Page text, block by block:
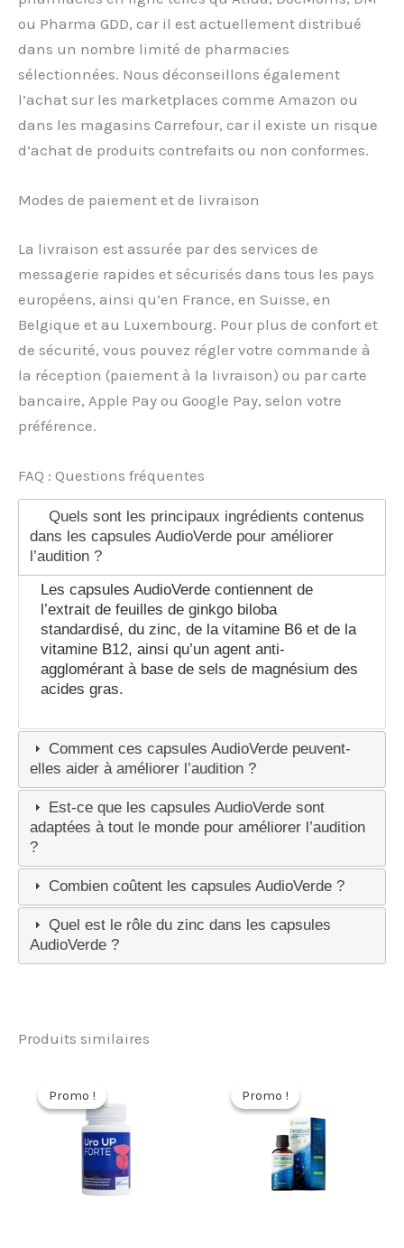
ou Pharma GDD, car il est actuellement distribué
dans un nombre limité de pharmacies
sélectionnées. Nous déconseillons également
l’achat sur les marketplaces comme Amazon ou
dans les magasins Carrefour, car il existe un risque
d’achat de produits contrefaits ou non conformes.
Modes de paiement et de livraison
La livraison est assurée par des services de
messagerie rapides et sécurisés dans tous les pays
européens, ainsi qu’en France, en Suisse, en
Belgique et au Luxembourg. Pour plus de confort et
de sécurité, vous pouvez régler votre commande à
la réception (paiement à la livraison) ou par carte
bancaire, Apple Pay ou Google Pay, selon votre
préférence.
FAQ : Questions fréquentes
Quels sont les principaux ingrédients contenus
dans les capsules AudioVerde pour améliorer
l’audition ?
Les capsules AudioVerde contiennent de
l’extrait de feuilles de ginkgo biloba
standardisé, du zinc, de la vitamine B6 et de la
vitamine B12, ainsi qu’un agent anti-
agglomérant à base de sels de magnésium des
acides gras.
Comment ces capsules AudioVerde peuvent-
elles aider à améliorer l’audition ?
Est-ce que les capsules AudioVerde sont
adaptées à tout le monde pour améliorer l’audition
?
Combien coûtent les capsules AudioVerde ?
Quel est le rôle du zinc dans les capsules
AudioVerde ?
Produits similaires
Promo !
Promo ! Promo !
Promo !